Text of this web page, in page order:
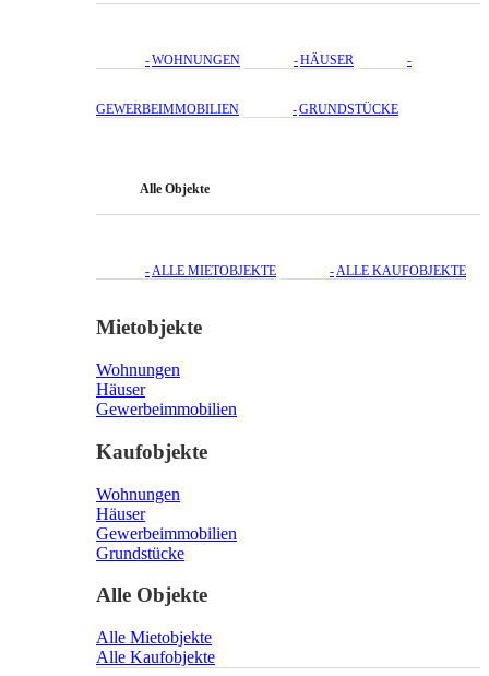
WOHNUNGEN HÄUSER
GEWERBEIMMOBILIEN GRUNDSTÜCKE
Alle Objekte
ALLE MIETOBJEKTE ALLE KAUFOBJEKTE
Mietobjekte
Wohnungen
Häuser
Gewerbeimmobilien
Kaufobjekte
Wohnungen
Häuser
Gewerbeimmobilien
Grundstücke
Alle Objekte
Alle Mietobjekte
Alle Kaufobjekte